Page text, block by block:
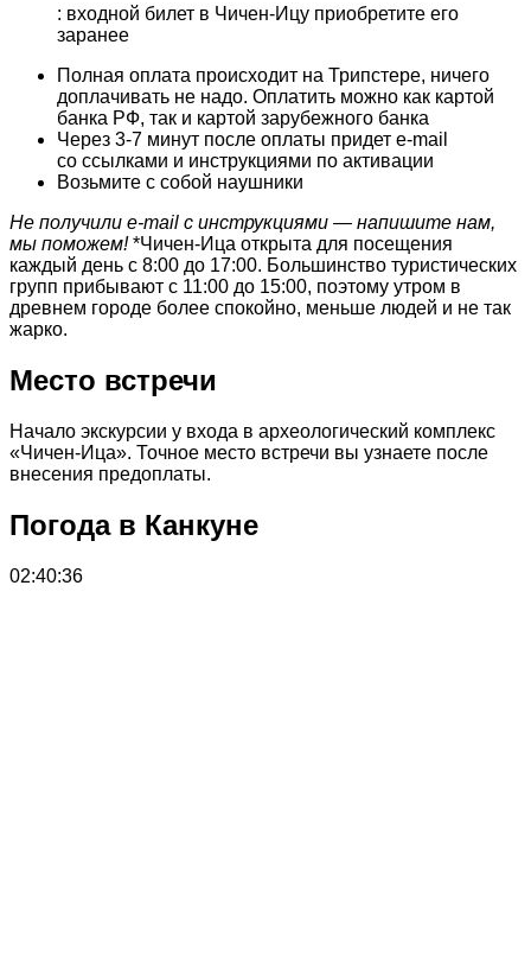
: входной билет в Чичен-Ицу приобретите его
заранее
Полная оплата происходит на Трипстере, ничего
доплачивать не надо. Оплатить можно как картой
банка РФ, так и картой зарубежного банка
Через 3-7 минут после оплаты придет e-mail
со ссылками и инструкциями по активации
Возьмите с собой наушники
Не получили e-mail с инструкциями — напишите нам,
мы поможем!*Чичен-Ица открыта для посещения
каждый день с 8:00 до 17:00. Большинство туристических
групп прибывают с 11:00 до 15:00, поэтому утром в
древнем городе более спокойно, меньше людей и не так
жарко.
Место встречи
Начало экскурсии у входа в археологический комплекс
«Чичен-Ица». Точное место встречи вы узнаете после
внесения предоплаты.
Погода в Канкуне
02:40:36